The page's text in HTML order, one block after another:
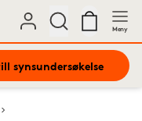
Meny
synsundersøkelse